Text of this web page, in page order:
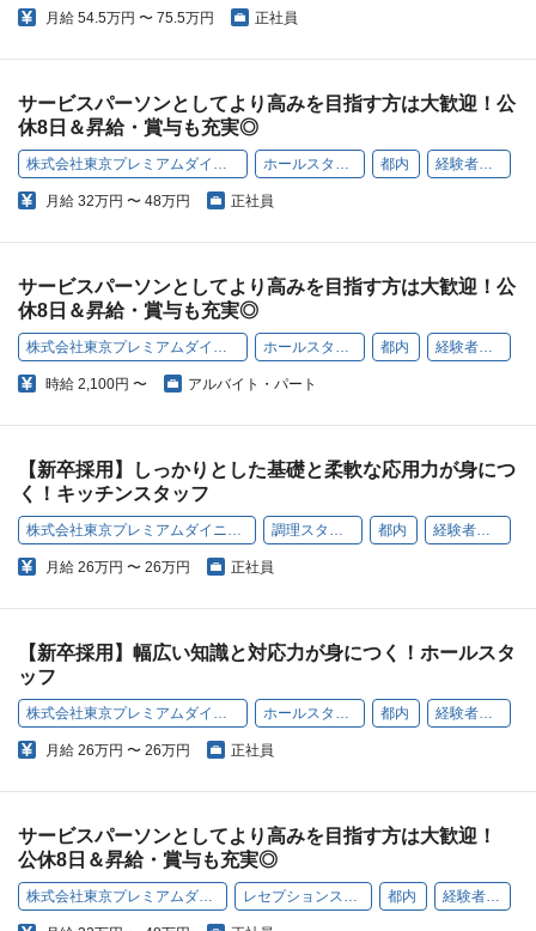
月給 54.5万円 〜 75.5万円 正社員
サービスパーソンとしてより高みを目指す方は大歓迎！公
休8日＆昇給・賞与も充実◎
株式会社東京プレミアムダイニング ホールスタッフ 都内 経験者歓迎
月給 32万円 〜 48万円 正社員
サービスパーソンとしてより高みを目指す方は大歓迎！公
休8日＆昇給・賞与も充実◎
株式会社東京プレミアムダイニング ホールスタッフ 都内 経験者歓迎
時給 2,100円 〜 アルバイト・パート
【新卒採用】しっかりとした基礎と柔軟な応用力が身につ
く！キッチンスタッフ
株式会社東京プレミアムダイニング 調理スタッフ 都内 経験者歓迎
月給 26万円 〜 26万円 正社員
【新卒採用】幅広い知識と対応力が身につく！ホールスタ
ッフ
株式会社東京プレミアムダイニング ホールスタッフ 都内 経験者歓迎
月給 26万円 〜 26万円 正社員
サービスパーソンとしてより高みを目指す方は大歓迎！
公休8日＆昇給・賞与も充実◎
株式会社東京プレミアムダイニング レセプションスタッフ 都内 経験者歓迎